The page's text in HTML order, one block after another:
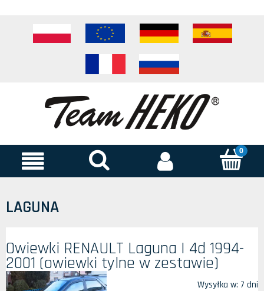
LAGUNA
Owiewki RENAULT Laguna I 4d 1994-
2001 (owiewki tylne w zestawie)
Wysyłka w: 7 dni